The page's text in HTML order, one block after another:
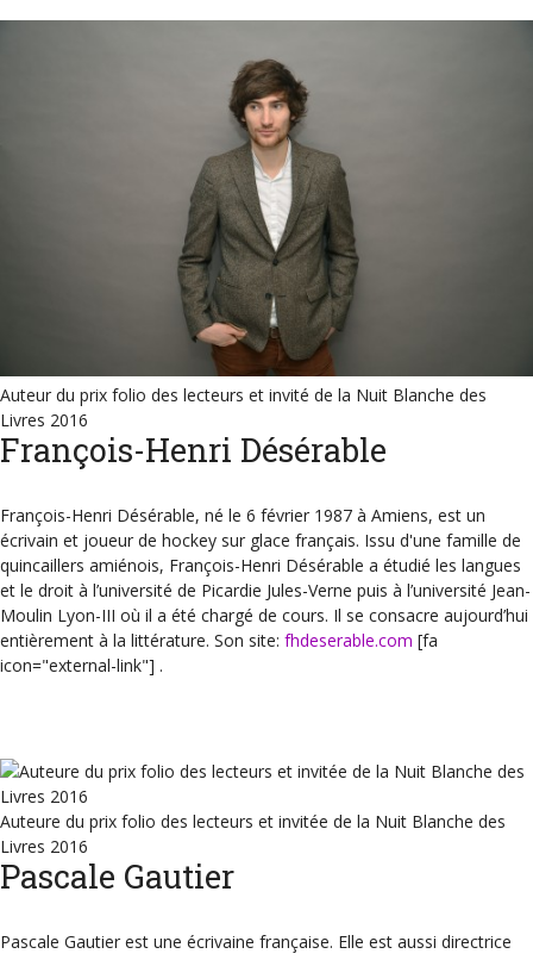
Auteur du prix folio des lecteurs et invité de la Nuit Blanche des
Livres 2016
François-Henri Désérable
François-Henri Désérable, né le 6 février 1987 à Amiens, est un
écrivain et joueur de hockey sur glace français. Issu d'une famille de
quincaillers amiénois, François-Henri Désérable a étudié les langues
et le droit à l’université de Picardie Jules-Verne puis à l’université Jean-
Moulin Lyon-III où il a été chargé de cours. Il se consacre aujourd’hui
entièrement à la littérature. Son site: fhdeserable.com [fa
icon="external-link"] .
Auteure du prix folio des lecteurs et invitée de la Nuit Blanche des
Livres 2016
Pascale Gautier
Pascale Gautier est une écrivaine française. Elle est aussi directrice